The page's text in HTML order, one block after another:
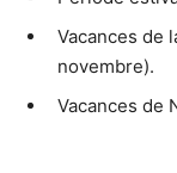
Vacances de
novembre).
Vacances de